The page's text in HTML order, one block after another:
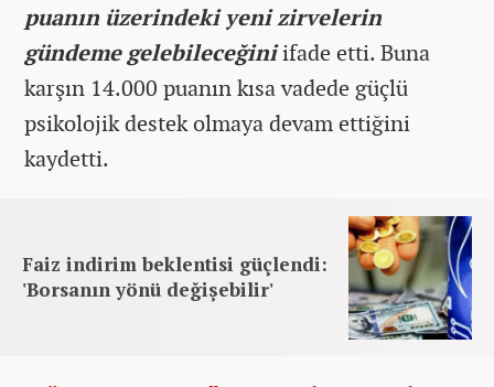
puanın üzerindeki yeni zirvelerin
gündeme gelebileceğiniifade etti. Buna
karşın 14.000 puanın kısa vadede güçlü
psikolojik destek olmaya devam ettiğini
kaydetti.
Faiz indirim beklentisi güçlendi:
'Borsanın yönü değişebilir'